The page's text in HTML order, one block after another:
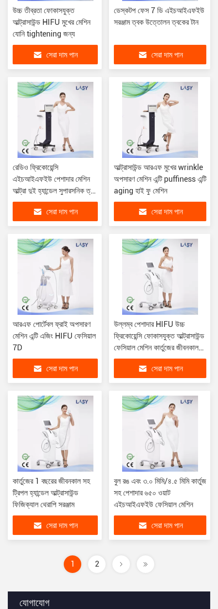
যোগাযোগ
উচ্চ তীব্রতা ফোকাসযুক্ত
আল্ট্রাসাউন্ড HIFU মুখের মেশিন
যোনি tightening জন্য
সেরা দাম পান
ডেস্কটপ ফেস 7 ডি এইচআইএফইউ
সরঞ্জাম ত্বক উত্তোলন ত্বকের টান
সেরা দাম পান
রেডিও ফ্রিকোয়েন্সি
এইচআইএফইউ পেশাদার মেশিন
আল্ট্রা দুই হ্যান্ডেল সুপারসনিক ত্বক
টান
সেরা দাম পান
আল্ট্রাসাউন্ড আরএফ মুখের wrinkle
অপসারণ মেশিন এন্টি puffiness এন্টি
aging হাই ফু মেশিন
সেরা দাম পান
আরএফ পোর্টেবল ফ্রাই অপসারণ
মেশিন এন্টি এজিং HIFU ফেসিয়াল
7D
সেরা দাম পান
উল্লম্ব পেশাদার HIFU উচ্চ
ফ্রিকোয়েন্সি ফোকাসযুক্ত আল্ট্রাসাউন্ড
ফেসিয়াল মেশিন কার্তুজের জীবনকাল
000
সেরা দাম পান
কার্তুজের 1 বছরের জীবনকাল সহ
ট্রিপল হ্যান্ডেল আল্ট্রাসাউন্ড
ফিজিক্যাল থেরাপি সরঞ্জাম
সেরা দাম পান
বুল রঙ এবং ৩.০ মিমি/৪.৫ মিমি কার্তুজ
সহ পেশাদার ৬৫০ ওয়াট
এইচআইএফইউ ফেসিয়াল মেশিন
সেরা দাম পান
1 2